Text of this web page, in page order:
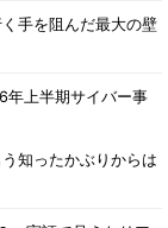
手を阻んだ最大の壁
年上半期サイバー事
知ったかぶりからは